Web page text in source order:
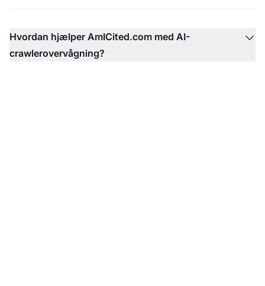
Hvordan hjælper AmICited.com med AI-
crawlerovervågning?